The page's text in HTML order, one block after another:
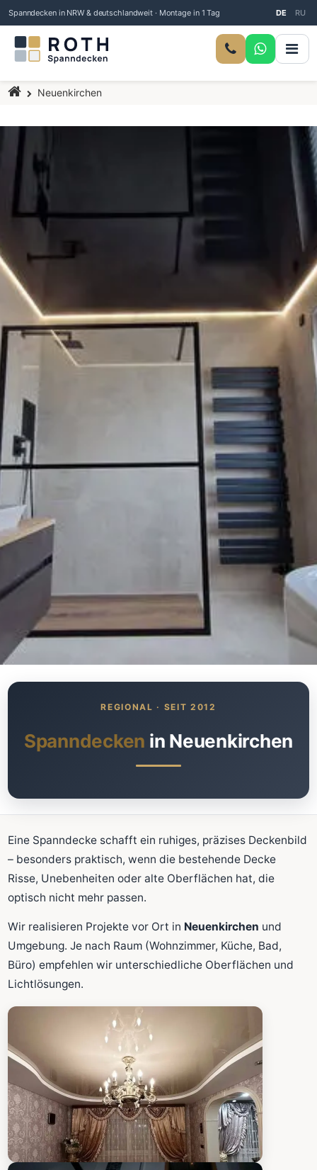
Spanndecken in NRW & deutschlandweit · Montage in 1 Tag DE RU
Startseite
Neuenkirchen
Was kostet meine neue
Spanndecke?
Schnellrechner
FLÄCHE (M²)
Zum Rechner
Fläche wird in den großen Rechner übernommen.
Spanndecken in Neuenkirchen
Eine Spanndecke schafft ein ruhiges, präzises Deckenbild
– besonders praktisch, wenn die bestehende Decke
Risse, Unebenheiten oder alte Oberflächen hat, die
optisch nicht mehr passen.
Wir realisieren Projekte vor Ort in Neuenkirchen und
Umgebung. Je nach Raum (Wohnzimmer, Küche, Bad,
Büro) empfehlen wir unterschiedliche Oberflächen und
Lichtlösungen.